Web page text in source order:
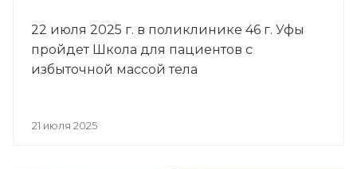
22 июля 2025 г. в поликлинике 46 г. Уфы
пройдет Школа для пациентов с
избыточной массой тела
21 июля 2025